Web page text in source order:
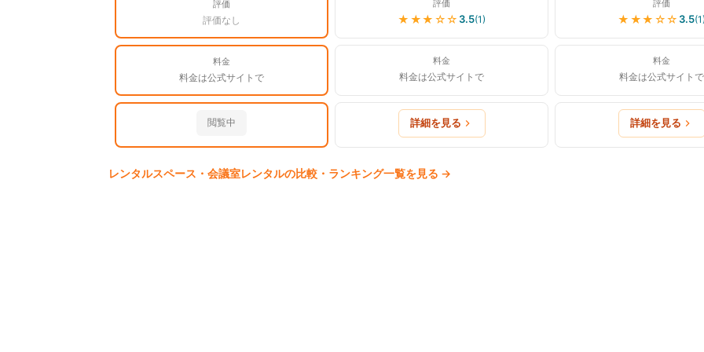
評価
評価なし
評価
★★★ ☆☆ 3.5(1)
評価
★★★ ☆☆ 3.5(1
料金
料金は公式サイトで
料金
料金は公式サイトで
料金
料金は公式サイトで
閲覧中 詳細を見る 詳細を見る
レンタルスペース・会議室レンタルの比較・ランキング一覧を見る →